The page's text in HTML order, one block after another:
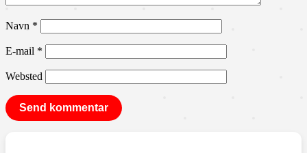
Navn *
E-mail *
Websted